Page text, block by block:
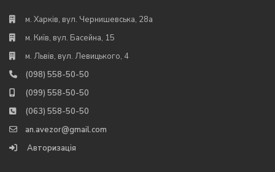
м. Харків, вул. Чернишевська, 28а
м. Київ, вул. Басейна, 15
м. Львів, вул. Левицького, 4
(098) 558-50-50
(099) 558-50-50
(063) 558-50-50
an.avezor@gmail.com
Авторизація